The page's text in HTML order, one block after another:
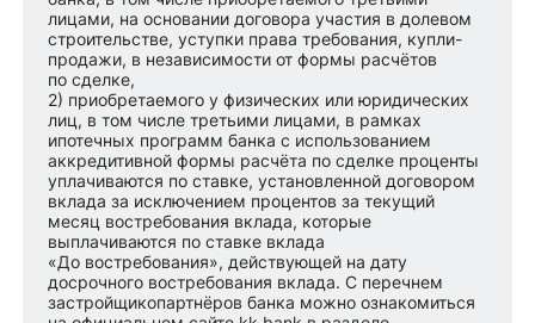
лицами, на основании договора участия в долевом
строительстве, уступки права требования, купли-
продажи, в независимости от формы расчётов
по сделке,
2) приобретаемого у физических или юридических
лиц, в том числе третьими лицами, в рамках
ипотечных программ банка с использованием
аккредитивной формы расчёта по сделке проценты
уплачиваются по ставке, установленной договором
вклада за исключением процентов за текущий
месяц востребования вклада, которые
выплачиваются по ставке вклада
«До востребования», действующей на дату
досрочного востребования вклада. С перечнем
застройщикопартнёров банка можно ознакомиться